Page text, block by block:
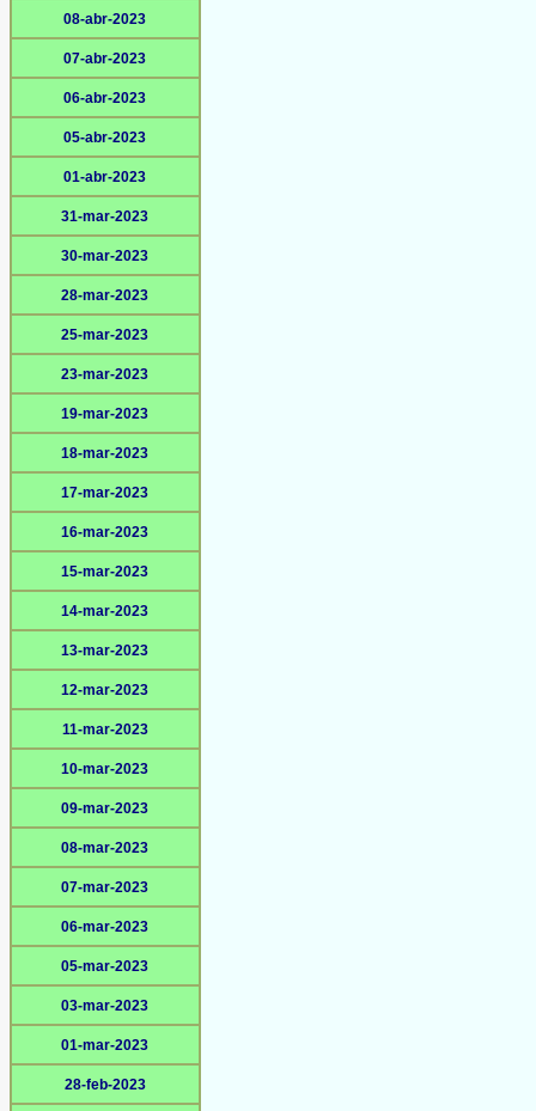
08-abr-2023
07-abr-2023
06-abr-2023
05-abr-2023
01-abr-2023
31-mar-2023
30-mar-2023
28-mar-2023
25-mar-2023
23-mar-2023
19-mar-2023
18-mar-2023
17-mar-2023
16-mar-2023
15-mar-2023
14-mar-2023
13-mar-2023
12-mar-2023
11-mar-2023
10-mar-2023
09-mar-2023
08-mar-2023
07-mar-2023
06-mar-2023
05-mar-2023
03-mar-2023
01-mar-2023
28-feb-2023